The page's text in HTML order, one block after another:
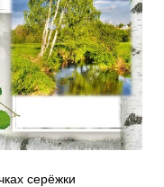
серёжки